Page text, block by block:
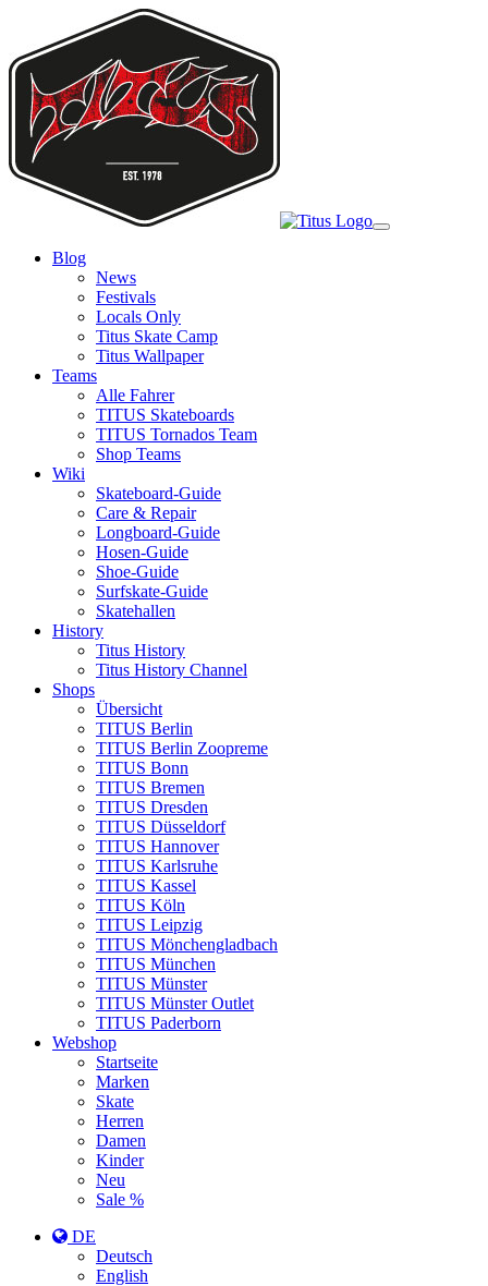
main
content
Toggle
Blog
News
Festivals
Locals Only
Titus Skate Camp
Titus Wallpaper
Teams
Alle Fahrer
TITUS Skateboards
TITUS Tornados Team
Shop Teams
Wiki
Skateboard-Guide
Care & Repair
Longboard-Guide
Hosen-Guide
Shoe-Guide
Surfskate-Guide
Skatehallen
History
Titus History
Titus History Channel
Shops
Übersicht
TITUS Berlin
TITUS Berlin Zoopreme
TITUS Bonn
TITUS Bremen
TITUS Dresden
TITUS Düsseldorf
TITUS Hannover
TITUS Karlsruhe
TITUS Kassel
TITUS Köln
TITUS Leipzig
TITUS Mönchengladbach
TITUS München
TITUS Münster
TITUS Münster Outlet
TITUS Paderborn
Webshop
Startseite
Marken
Skate
Herren
Damen
Kinder
Neu
Sale %
DE
Deutsch
English